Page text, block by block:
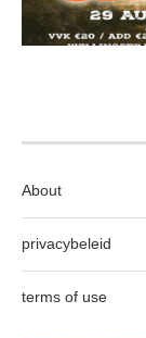
About
privacybeleid
terms of use